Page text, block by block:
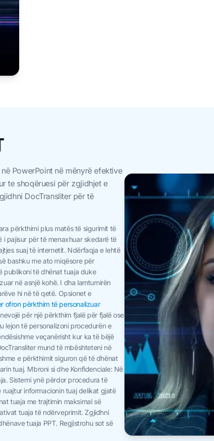
PowerPoint në mënyrë efektive
te shoqëruesi për zgjidhjet e
DocTransliter për të
përkthimi plus matës të sigurimit të
pajisur për të menaxhuar skedarë të
suaj të internetit. Ndërfaqja e lehtë
bashku me ato miqësore për
publikoni të dhënat tuaja duke
në asnjë kohë. I dha lamtumirën
hi në të qetë. Opsionet e
ofron përkthim të personalizuar
për një përkthim fjalë për fjalë ose
lejon të personalizoni procedurën e
veçanërisht kur ka të bëjë
mund të mbështeteni në
e përkthimit siguron që të dhënat
tuaj. Mbroni si dhe Konfidenciale: Në
Sistemi ynë përdor procedura të
informacionin tuaj delikat gjatë
tuaja me trajtimin maksimal së
tuaja të ndërveprimit. Zgjidhni
tuaja PPT. Regjistrohu sot së